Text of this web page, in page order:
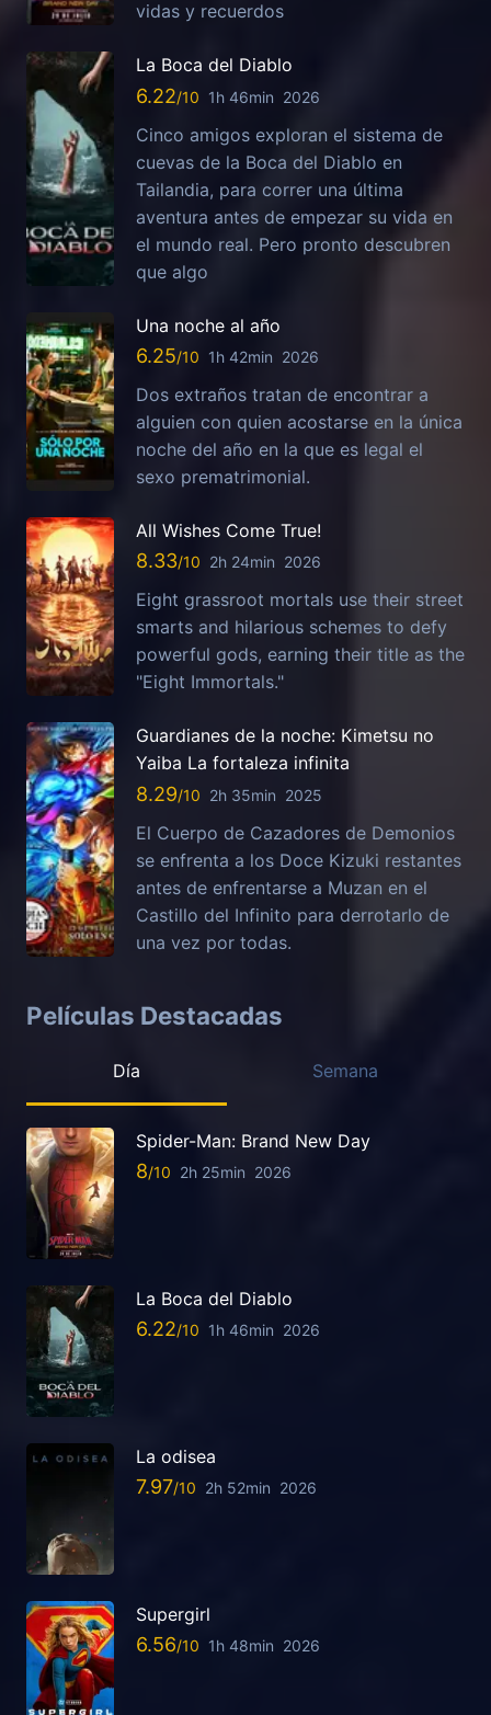
vidas y recuerdos
La Boca del Diablo
6.22 1h 46min 2026
Cinco amigos exploran el sistema de
cuevas de la Boca del Diablo en
Tailandia, para correr una última
aventura antes de empezar su vida en
el mundo real. Pero pronto descubren
que algo
Una noche al año
6.25 1h 42min 2026
Dos extraños tratan de encontrar a
alguien con quien acostarse en la única
noche del año en la que es legal el
sexo prematrimonial.
All Wishes Come True!
8.33 2h 24min 2026
Eight grassroot mortals use their street
smarts and hilarious schemes to defy
powerful gods, earning their title as the
"Eight Immortals."
Guardianes de la noche: Kimetsu no
Yaiba La fortaleza infinita
8.29 2h 35min 2025
El Cuerpo de Cazadores de Demonios
se enfrenta a los Doce Kizuki restantes
antes de enfrentarse a Muzan en el
Castillo del Infinito para derrotarlo de
una vez por todas.
Películas Destacadas
Día Semana
Spider-Man: Brand New Day
8 2h 25min 2026
La Boca del Diablo
6.22 1h 46min 2026
La odisea
7.97 2h 52min 2026
Supergirl
6.56 1h 48min 2026